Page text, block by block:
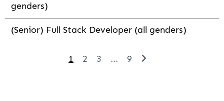
genders)
(Senior) Full Stack Developer (all genders)
1 2 3 ... 9